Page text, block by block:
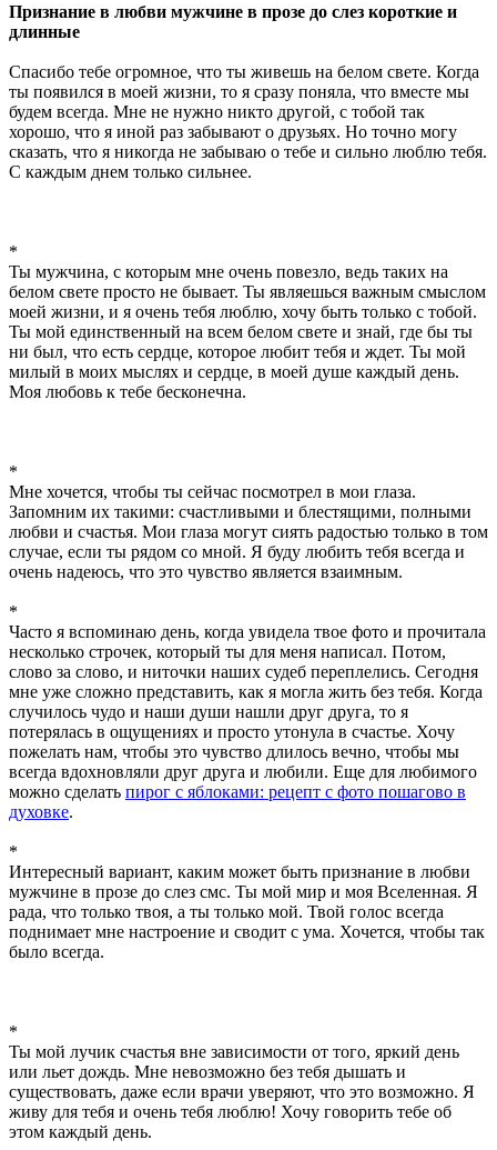
Признание в любви мужчине в прозе до слез короткие и
длинные
Спасибо тебе огромное, что ты живешь на белом свете. Когда
ты появился в моей жизни, то я сразу поняла, что вместе мы
будем всегда. Мне не нужно никто другой, с тобой так
хорошо, что я иной раз забывают о друзьях. Но точно могу
сказать, что я никогда не забываю о тебе и сильно люблю тебя.
С каждым днем только сильнее.
*
Ты мужчина, с которым мне очень повезло, ведь таких на
белом свете просто не бывает. Ты являешься важным смыслом
моей жизни, и я очень тебя люблю, хочу быть только с тобой.
Ты мой единственный на всем белом свете и знай, где бы ты
ни был, что есть сердце, которое любит тебя и ждет. Ты мой
милый в моих мыслях и сердце, в моей душе каждый день.
Моя любовь к тебе бесконечна.
*
Мне хочется, чтобы ты сейчас посмотрел в мои глаза.
Запомним их такими: счастливыми и блестящими, полными
любви и счастья. Мои глаза могут сиять радостью только в том
случае, если ты рядом со мной. Я буду любить тебя всегда и
очень надеюсь, что это чувство является взаимным.
*
Часто я вспоминаю день, когда увидела твое фото и прочитала
несколько строчек, который ты для меня написал. Потом,
слово за слово, и ниточки наших судеб переплелись. Сегодня
мне уже сложно представить, как я могла жить без тебя. Когда
случилось чудо и наши души нашли друг друга, то я
потерялась в ощущениях и просто утонула в счастье. Хочу
пожелать нам, чтобы это чувство длилось вечно, чтобы мы
всегда вдохновляли друг друга и любили. Еще для любимого
можно сделать пирог с яблоками: рецепт с фото пошагово в
духовке.
*
Интересный вариант, каким может быть признание в любви
мужчине в прозе до слез смс. Ты мой мир и моя Вселенная. Я
рада, что только твоя, а ты только мой. Твой голос всегда
поднимает мне настроение и сводит с ума. Хочется, чтобы так
было всегда.
*
Ты мой лучик счастья вне зависимости от того, яркий день
или льет дождь. Мне невозможно без тебя дышать и
существовать, даже если врачи уверяют, что это возможно. Я
живу для тебя и очень тебя люблю! Хочу говорить тебе об
этом каждый день.